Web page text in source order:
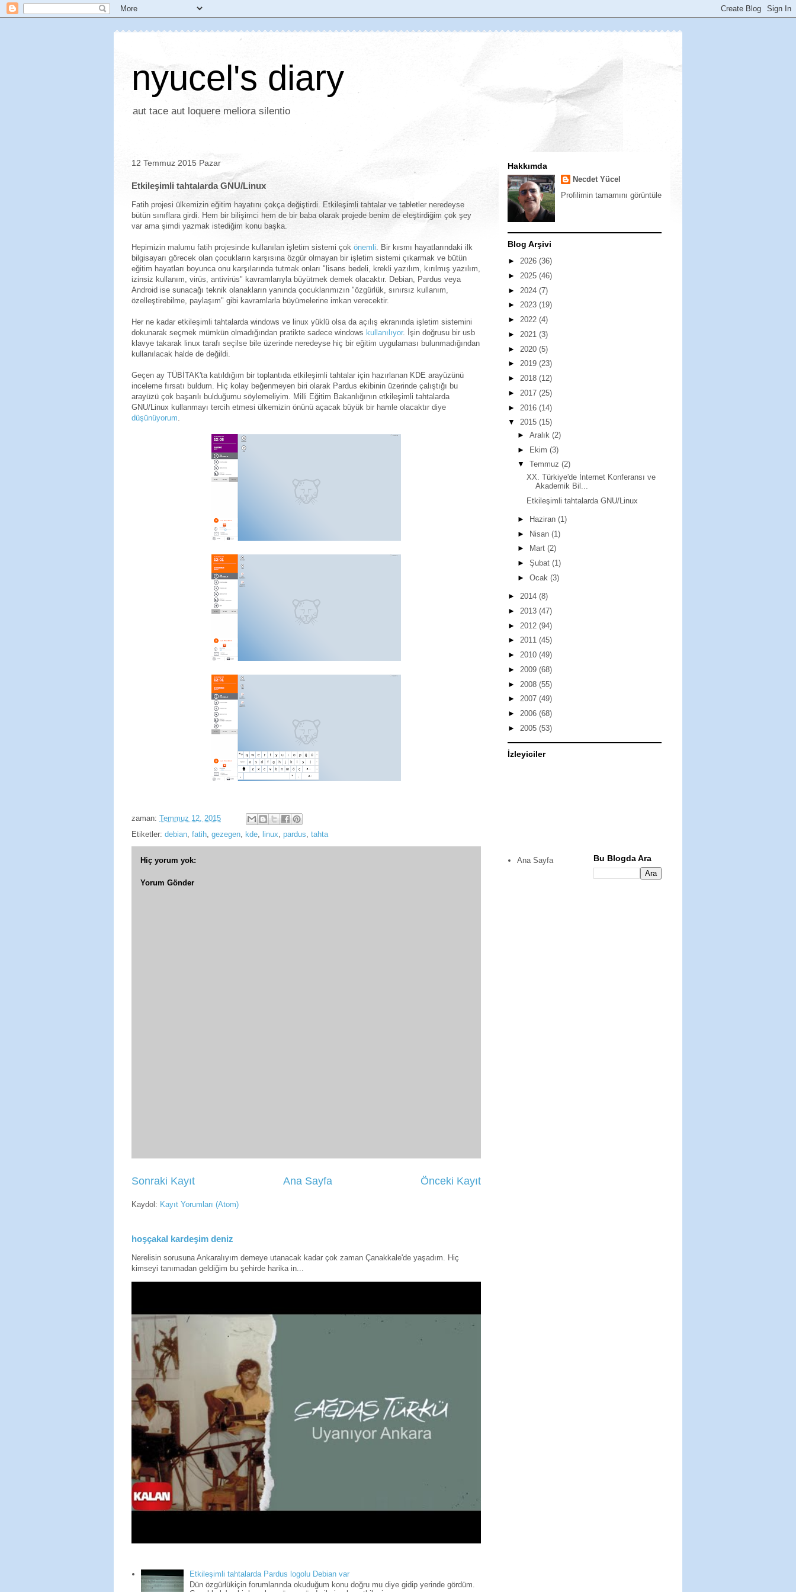
nyucel's diary
aut tace aut loquere meliora silentio
12 Temmuz 2015 Pazar
Etkileşimli tahtalarda GNU/Linux
Fatih projesi ülkemizin eğitim hayatını çokça değiştirdi. Etkileşimli tahtalar ve tabletler neredeyse
bütün sınıflara girdi. Hem bir bilişimci hem de bir baba olarak projede benim de eleştirdiğim çok şey
var ama şimdi yazmak istediğim konu başka.
Hepimizin malumu fatih projesinde kullanılan işletim sistemi çok önemli. Bir kısmı hayatlarındaki ilk
bilgisayarı görecek olan çocukların karşısına özgür olmayan bir işletim sistemi çıkarmak ve bütün
eğitim hayatları boyunca onu karşılarında tutmak onları "lisans bedeli, krekli yazılım, kırılmış yazılım,
izinsiz kullanım, virüs, antivirüs" kavramlarıyla büyütmek demek olacaktır. Debian, Pardus veya
Android ise sunacağı teknik olanakların yanında çocuklarımızın "özgürlük, sınırsız kullanım,
özelleştirebilme, paylaşım" gibi kavramlarla büyümelerine imkan verecektir.
Her ne kadar etkileşimli tahtalarda windows ve linux yüklü olsa da açılış ekranında işletim sistemini
dokunarak seçmek mümkün olmadığından pratikte sadece windows kullanılıyor. İşin doğrusu bir usb
klavye takarak linux tarafı seçilse bile üzerinde neredeyse hiç bir eğitim uygulaması bulunmadığından
kullanılacak halde de değildi.
Geçen ay TÜBİTAK'ta katıldığım bir toplantıda etkileşimli tahtalar için hazırlanan KDE arayüzünü
inceleme fırsatı buldum. Hiç kolay beğenmeyen biri olarak Pardus ekibinin üzerinde çalıştığı bu
arayüzü çok başarılı bulduğumu söylemeliyim. Milli Eğitim Bakanlığının etkileşimli tahtalarda
GNU/Linux kullanmayı tercih etmesi ülkemizin önünü açacak büyük bir hamle olacaktır diye
düşünüyorum.
zaman: Temmuz 12, 2015
Etiketler: debian, fatih, gezegen, kde, linux, pardus, tahta
Hiç yorum yok:
Yorum Gönder
Sonraki Kayıt Önceki Kayıt
Ana Sayfa
Kaydol: Kayıt Yorumları (Atom)
hoşçakal kardeşim deniz
Nerelisin sorusuna Ankaralıyım demeye utanacak kadar çok zaman Çanakkale'de yaşadım. Hiç
kimseyi tanımadan geldiğim bu şehirde harika in...
Etkileşimli tahtalarda Pardus logolu Debian var
Dün özgürlükiçin forumlarında okuduğum konu doğru mu diye gidip yerinde gördüm.
Hakkımda
Necdet Yücel
Profilimin tamamını görüntüle
Blog Arşivi
► 2026 (36)
► 2025 (46)
► 2024 (7)
► 2023 (19)
► 2022 (4)
► 2021 (3)
► 2020 (5)
► 2019 (23)
► 2018 (12)
► 2017 (25)
► 2016 (14)
▼ 2015 (15)
► Aralık (2)
► Ekim (3)
▼ Temmuz (2)
XX. Türkiye'de İnternet Konferansı ve
Akademik Bil...
Etkileşimli tahtalarda GNU/Linux
► Haziran (1)
► Nisan (1)
►
Mart (2)
► Şubat (1)
► Ocak (3)
► 2014 (8)
► 2013 (47)
► 2012 (94)
► 2011 (45)
► 2010 (49)
► 2009 (68)
► 2008 (55)
► 2007 (49)
► 2006 (68)
► 2005 (53)
İzleyiciler
Ana Sayfa Bu Blogda Ara